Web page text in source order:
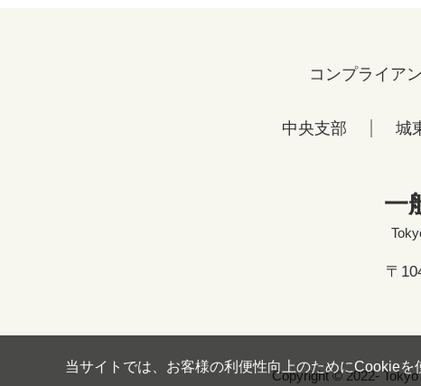
コンプライア
中央支部 城
一
〒
Copyright © 2022-
当サイトでは、お客様の利便性向上のためにCookieを